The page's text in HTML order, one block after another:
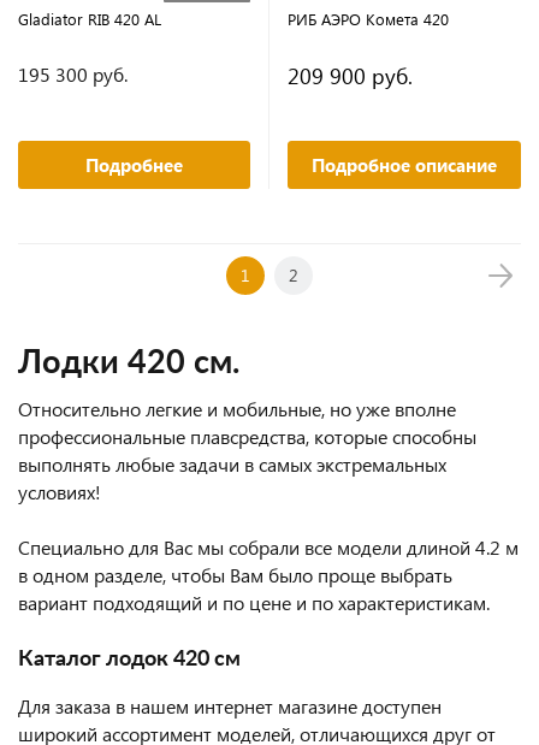
Gladiator RIB 420 AL
195 300 руб.
Подробнее
РИБ АЭРО Комета 420
209 900 руб.
Подробное описание
1 2
Лодки 420 см.
Относительно легкие и мобильные, но уже вполне
профессиональные плавсредства, которые способны
выполнять любые задачи в самых экстремальных
условиях!
Специально для Вас мы собрали все модели длиной 4.2 м
в одном разделе, чтобы Вам было проще выбрать
вариант подходящий и по цене и по характеристикам.
Каталог лодок 420 см
Для заказа в нашем интернет магазине доступен
широкий ассортимент моделей, отличающихся друг от